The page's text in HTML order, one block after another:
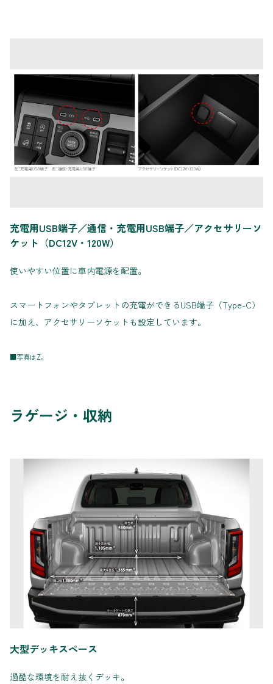
充電用USB端子／通信・充電用USB端子／アクセサリーソ
ケット（DC12V・120W）
使いやすい位置に車内電源を配置。
スマートフォンやタブレットの充電ができるUSB端子（Type-C）
に加え、アクセサリーソケットも設定しています。
■写真はZ。
ラゲージ・収納
大型デッキスペース
過酷な環境を耐え抜くデッキ。